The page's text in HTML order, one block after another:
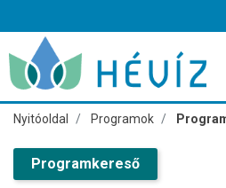
Nyitóoldal Programok
Programkereső